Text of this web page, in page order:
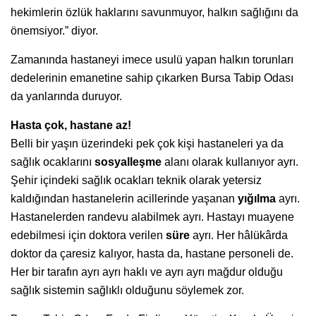
hekimlerin özlük haklarını savunmuyor, halkın sağlığını da
önemsiyor.” diyor.
Zamanında hastaneyi imece usulü yapan halkın torunları
dedelerinin emanetine sahip çıkarken Bursa Tabip Odası
da yanlarında duruyor.
Hasta çok, hastane az!
Belli bir yaşın üzerindeki pek çok kişi hastaneleri ya da
sağlık ocaklarını sosyalleşme alanı olarak kullanıyor ayrı.
Şehir içindeki sağlık ocakları teknik olarak yetersiz
kaldığından hastanelerin acillerinde yaşanan yığılma ayrı.
Hastanelerden randevu alabilmek ayrı. Hastayı muayene
edebilmesi için doktora verilen süre ayrı. Her hâlükârda
doktor da çaresiz kalıyor, hasta da, hastane personeli de.
Her bir tarafın ayrı ayrı haklı ve ayrı ayrı mağdur olduğu
sağlık sistemin sağlıklı olduğunu söylemek zor.